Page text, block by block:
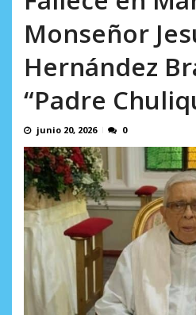
profesor
AGOSTO 10,
Monseñor
Hernández
“Padre
junio 20, 2026 0